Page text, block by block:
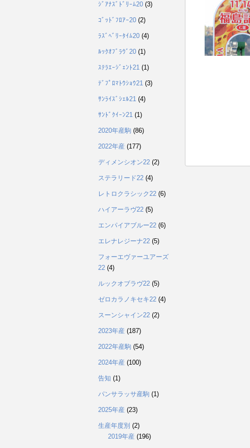
ｼﾞｱﾅｽﾞﾄﾞﾘｰﾑ20 (3)
ｺﾞｯﾄﾞﾌﾛｱｰ20 (2)
ﾗｽﾞﾍﾞﾘｰﾀｲﾑ20 (4)
ﾙｯｸｵﾌﾞﾗｳﾞ20 (1)
ｽﾃﾗｴｰｼﾞｪﾝﾄ21 (1)
ﾃﾞﾌﾟﾛﾏﾄｳｼｮｳ21 (3)
ｻﾝﾗｲｽﾞｼｪﾙ21 (4)
ｻﾝﾄﾞｸｲｰﾝ21 (1)
2020年産駒 (86)
2022年産 (177)
ディメンシオン22 (2)
ステラリード22 (4)
レトロクラシック22 (6)
ハイアーラヴ22 (5)
エンパイアブルー22 (6)
エレナレジーナ22 (5)
フォーエヴァーユアーズ
22 (4)
ルックオブラヴ22 (5)
ゼロカラノキセキ22 (4)
スーンシャイン22 (2)
2023年産 (187)
2022年産駒 (54)
2024年産 (100)
告知 (1)
パンサラッサ産駒 (1)
2025年産 (23)
生産年度別 (2)
2019年産 (196)